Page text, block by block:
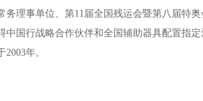
务理事单位、第11届全国残运会暨第八届特
中国行战略合作伙伴和全国辅助器具配置指
年。